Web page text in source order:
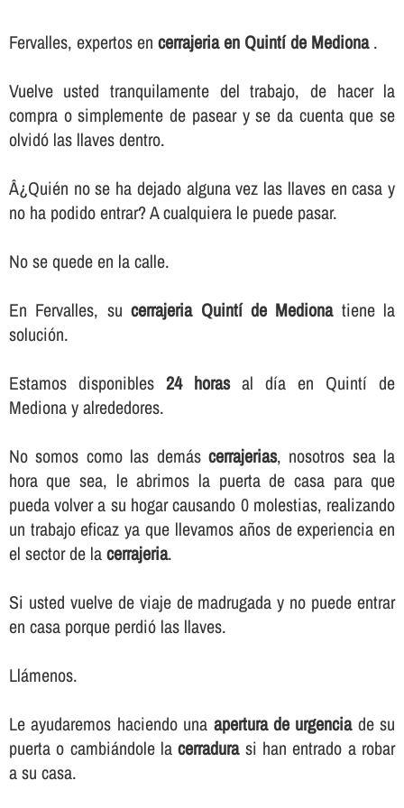
Fervalles, expertos en cerrajeria en Quintí de Mediona.
Vuelve usted tranquilamente del trabajo, de hacer la
compra o simplemente de pasear y se da cuenta que se
olvidó las llaves dentro.
Â¿Quién no se ha dejado alguna vez las llaves en casa y
no ha podido entrar? A cualquiera le puede pasar.
No se quede en la calle.
En Fervalles, sucerrajeria Quintí de Medionatiene la
solución.
Estamos disponibles 24 horasal dí­a en Quintí de
Mediona y alrededores.
No somos como las demás cerrajerias, nosotros sea la
hora que sea, le abrimos la puerta de casa para que
pueda volver a su hogar causando 0 molestias, realizando
un trabajo eficaz ya que llevamos años de experiencia en
el sector de lacerrajeria.
Si usted vuelve de viaje de madrugada y no puede entrar
en casa porque perdió las llaves.
Llámenos.
Le ayudaremos haciendo una apertura de urgenciade su
puerta o cambiándole lacerradurasi han entrado a robar
a su casa.